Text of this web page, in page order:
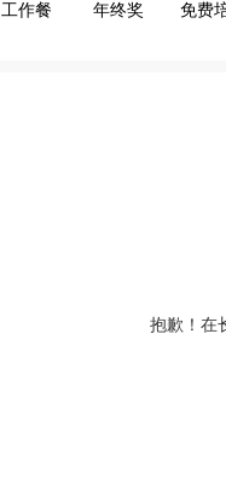
工作餐 年终奖 免费
抱歉！在